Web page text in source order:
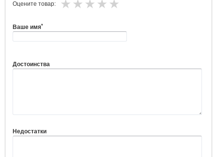
Оцените товар:
Ваше имя*
Достоинства
Недостатки